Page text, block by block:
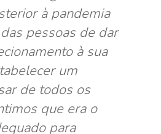
à pandemia
pessoas de dar
à sua
um
de todos os
que era o
para